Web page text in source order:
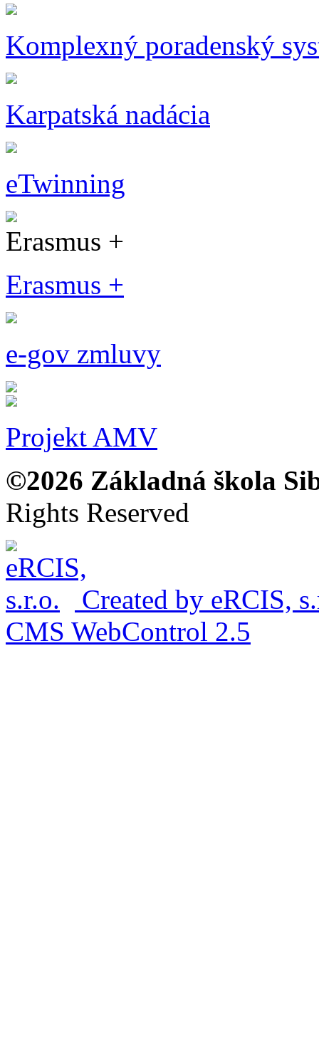
Komplexný poradenský
Karpatská nadácia
eTwinning
Erasmus +
Erasmus +
e-gov zmluvy
Projekt AMV
©2026 Základná škola
Rights Reserved
Created by eRCIS,
CMS WebControl 2.5